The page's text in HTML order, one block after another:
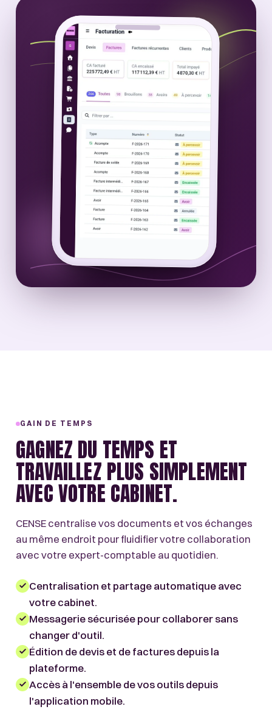
GAIN DE TEMPS
GAGNEZ DU TEMPS ET
TRAVAILLEZ PLUS SIMPLEMENT
AVEC VOTRE CABINET.
CENSE centralise vos documents et vos échanges
au même endroit pour fluidifier votre collaboration
avec votre expert-comptable au quotidien.
Centralisation et partage automatique avec
votre cabinet.
Messagerie sécurisée pour collaborer sans
changer d'outil.
Édition de devis et de factures depuis la
plateforme.
Accès à l'ensemble de vos outils depuis
l'application mobile.